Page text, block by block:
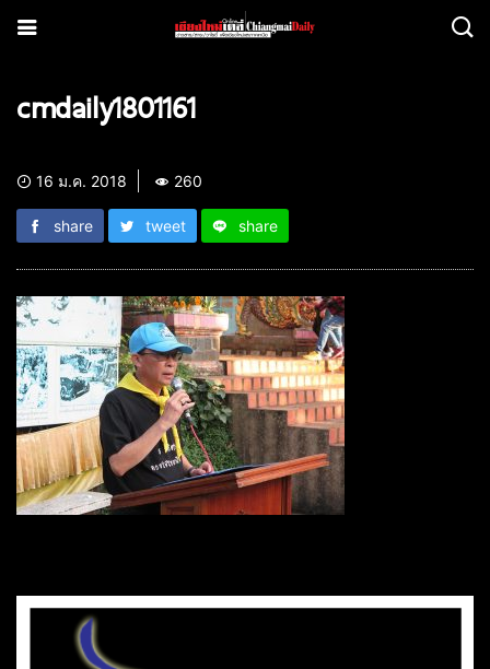
cmdaily1801161
16 ม.ค. 2018 260
share tweet share